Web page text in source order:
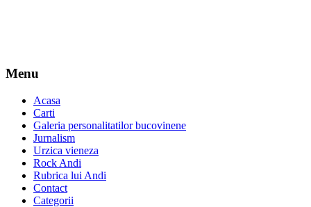
Menu
Acasa
Carti
Galeria personalitatilor bucovinene
Jurnalism
Urzica vieneza
Rock Andi
Rubrica lui Andi
Contact
Categorii